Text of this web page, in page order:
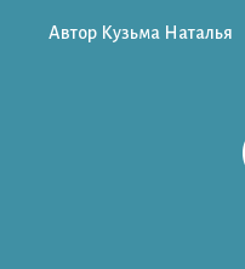
Автор Кузьма Наталья